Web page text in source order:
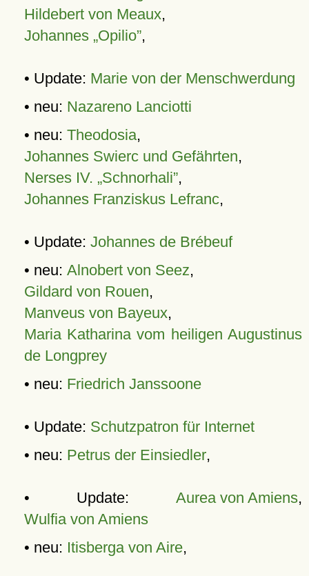
Hildebert von Meaux,
Johannes „Opilio”,
• Update: Marie von der Menschwerdung
• neu: Nazareno Lanciotti
• neu: Theodosia,
Johannes Swierc und Gefährten,
Nerses IV. „Schnorhali”,
Johannes Franziskus Lefranc,
• Update: Johannes de Brébeuf
• neu: Alnobert von Seez,
Gildard von Rouen,
Manveus von Bayeux,
Maria Katharina vom heiligen Augustinus
de Longprey
• neu: Friedrich Janssoone
• Update: Schutzpatron für Internet
• neu: Petrus der Einsiedler,
• Update: Aurea von Amiens,
Wulfia von Amiens
• neu: Itisberga von Aire,